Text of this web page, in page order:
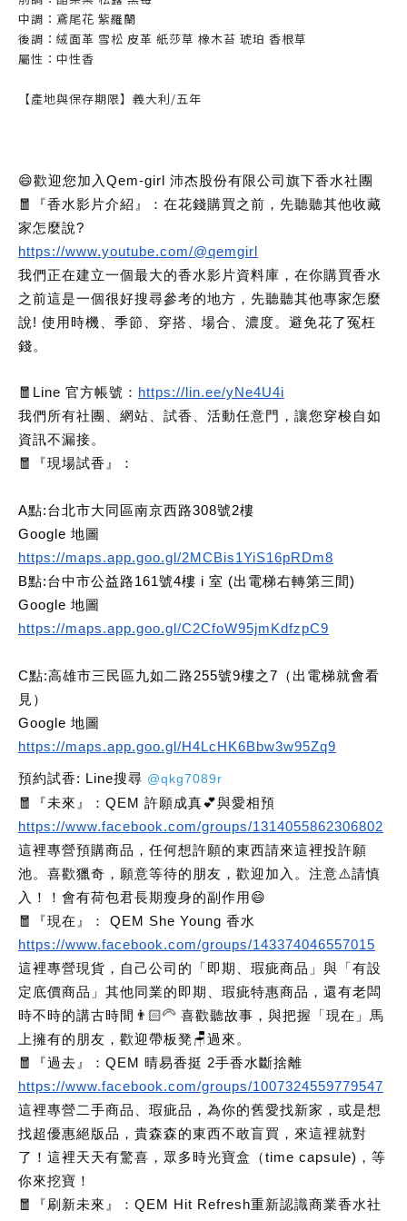
中調：鳶尾花 紫羅蘭
後調：絨面革 雪松 皮革 紙莎草 橡木苔 琥珀 香根草
屬性：中性香
【產地與保存期限】義大利/五年
😄歡迎您加入Qem-girl 沛杰股份有限公司旗下香水社團
🧧『香水影片介紹』：在花錢購買之前，先聽聽其他收藏
家怎麼說?
https://www.youtube.com/@qemgirl
我們正在建立一個最大的香水影片資料庫，在你購買香水
之前這是一個很好搜尋參考的地方，先聽聽其他專家怎麼
說! 使用時機、季節、穿搭、場合、濃度。避免花了冤枉
錢。
🧧Line 官方帳號： https://lin.ee/yNe4U4i
我們所有社團、網站、試香、活動任意門，讓您穿梭自如
資訊不漏接。
🧧
『現場試香』：
A點:台北市大同區南京西路308號2樓
Google 地圖
https://maps.app.goo.gl/2MCBis1YiS16pRDm8
B點:台中市公益路161號4樓 i 室 (出電梯右轉第三間)
Google 地圖
https://maps.app.goo.gl/C2CfoW95jmKdfzpC9
C點:高雄市三民區九如二路255號9樓之7（出電梯就會看
見）
Google 地圖
https://maps.app.goo.gl/H4LcHK6Bbw3w95Zq9
預約試香: Line搜尋 @qkg7089r
🧧『未來』：QEM 許願成真💕與愛相預
https://www.facebook.com/groups/1314055862306802
這裡專營預購商品，任何想許願的東西請來這裡投許願
池。喜歡獵奇，願意等待的朋友，歡迎加入。注意⚠️請慎
入！！會有荷包君長期瘦身的副作用😄
🧧『現在』： QEM She Young 香水
https://www.facebook.com/groups/143374046557015
這裡專營現貨，自己公司的「即期、瑕疵商品」與「有設
定底價商品」其他同業的即期、瑕疵特惠商品，還有老闆
時不時的講古時間👨🏻‍🦳 喜歡聽故事，與把握「現在」馬
上擁有的朋友，歡迎帶板凳🪑過來。
🧧『過去』：QEM 晴易香挺 2手香水斷捨離
https://www.facebook.com/groups/1007324559779547
這裡專營二手商品、瑕疵品，為你的舊愛找新家，或是想
找超優惠絕版品，貴森森的東西不敢盲買，來這裡就對
了！這裡天天有驚喜，眾多時光寶盒（time capsule)，等
你來挖寶！
🧧『刷新未來』：QEM Hit Refresh重新認識商業香水社